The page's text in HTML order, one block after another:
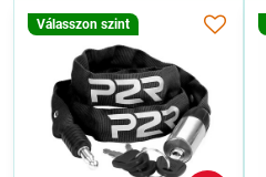
Válasszon szint